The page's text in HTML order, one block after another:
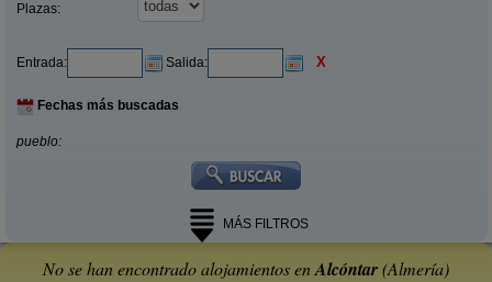
Plazas:
Entrada: Salida: X
Fechas más buscadas
pueblo:
MÁS FILTROS
No se han encontrado alojamientos enAlcóntar(Almería)